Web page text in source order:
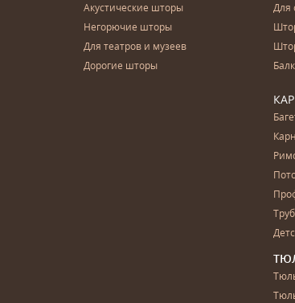
Акустические шторы
Негорючие шторы
Для театров и музеев
Дорогие шторы
Для